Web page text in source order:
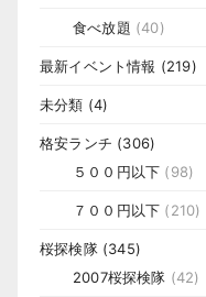
食べ放題 (40)
最新イベント情報 (219)
未分類 (4)
格安ランチ (306)
５００円以下 (98)
７００円以下 (210)
桜探検隊(345)
2007桜探検隊 (42)